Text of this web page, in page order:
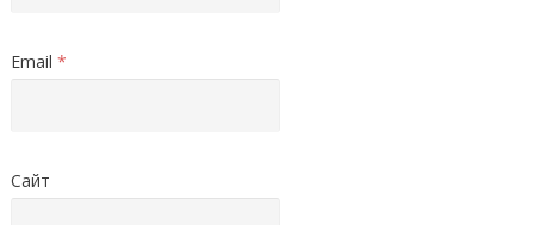
Email *
Сайт